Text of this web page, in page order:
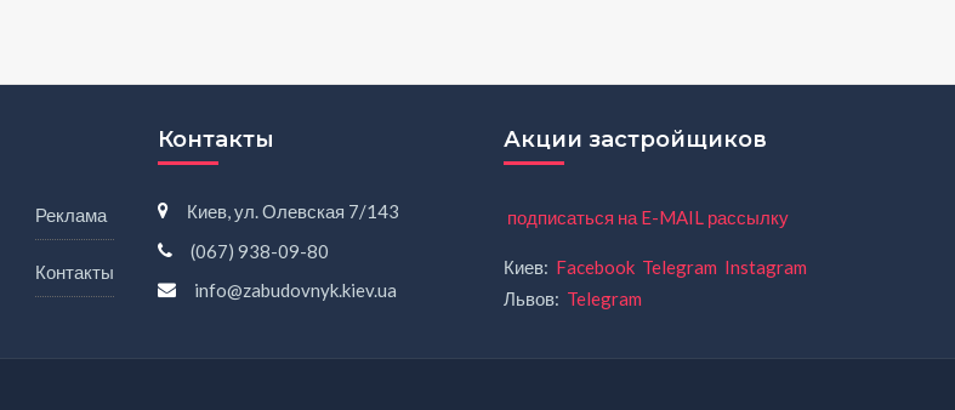
Реклама
Контакты
Контакты
Киев, ул. Олевская 7/143
(067) 938-09-80
info@zabudovnyk.kiev.ua
Акции застройщиков
подписаться на E-MAIL рассылку
Киев: Facebook Telegram Instagram
Львов: Telegram